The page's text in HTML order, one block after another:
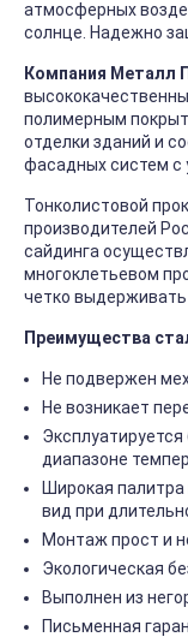
атмосферных
солнце. Надежно
Компания Металл
полимерным
отделки зданий и
фасадных систем с
Тонколистовой
производителей
сайдинга
многоклетьевом
четко
Преимущества
Не подвержен
Не возникает
диапазоне
Широкая палитра
вид при
Монтаж прост и
Экологическая
Выполнен из
Письменная